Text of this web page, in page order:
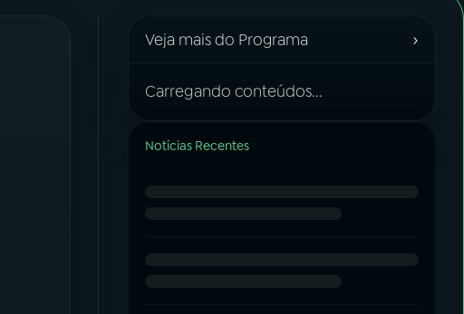
Veja mais do Programa ›
Carregando conteúdos...
Notícias Recentes